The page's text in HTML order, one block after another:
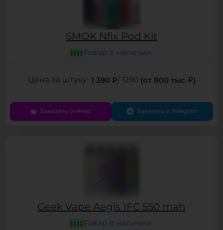
SMOK Nfix Pod Kit
Товар в наличии
1 390 ₽/ 1290 (от 800 тыс. )
Заказать сейчас Заказать в Telegram
Geek Vape Aegis 1FC 550 mah
Товар в наличии